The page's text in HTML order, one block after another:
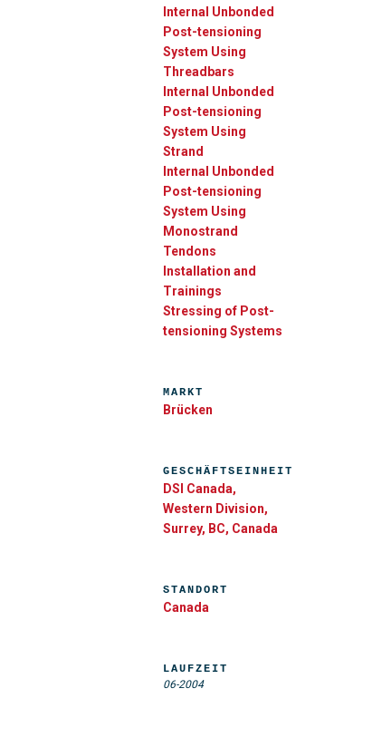
Internal Unbonded
Post-tensioning
System Using
Threadbars
Internal Unbonded
Post-tensioning
System Using
Strand
Internal Unbonded
Post-tensioning
System Using
Monostrand
Tendons
Installation and
Trainings
Stressing of Post-
tensioning Systems
MARKT
Brücken
GESCHÄFTSEINHEIT
DSI Canada,
Western Division,
Surrey, BC, Canada
STANDORT
Canada
LAUFZEIT
06-2004